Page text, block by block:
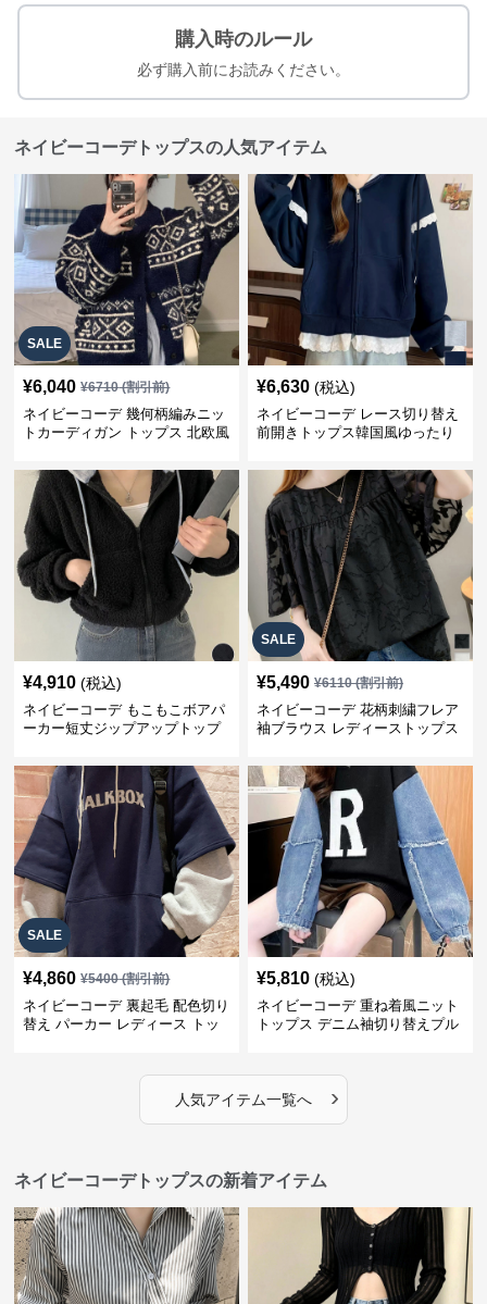
購入時のルール
必ず購入前にお読みください。
ネイビーコーデトップスの人気アイテム
SALE
¥6,040 ¥6710(割引前)
ネイビーコーデ 幾何柄編みニッ
トカーディガン トップス 北欧風
¥6,630 (税込)
ネイビーコーデ レース切り替え
前開きトップス韓国風ゆったり
¥4,910 (税込)
ネイビーコーデ もこもこボアパ
ーカー短丈ジップアップトップ
SALE
¥5,490 ¥6110(割引前)
ネイビーコーデ 花柄刺繍フレア
袖ブラウス レディーストップス
SALE
¥4,860 ¥5400(割引前)
ネイビーコーデ 裏起毛 配色切り
替え パーカー レディース トッ
¥5,810 (税込)
ネイビーコーデ 重ね着風ニット
トップス デニム袖切り替えプル
人気アイテム一覧へ ›
ネイビーコーデトップスの新着アイテム